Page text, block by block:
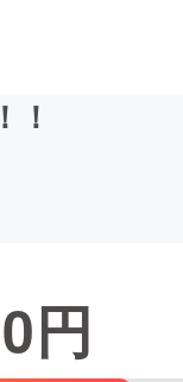
ファッション
円